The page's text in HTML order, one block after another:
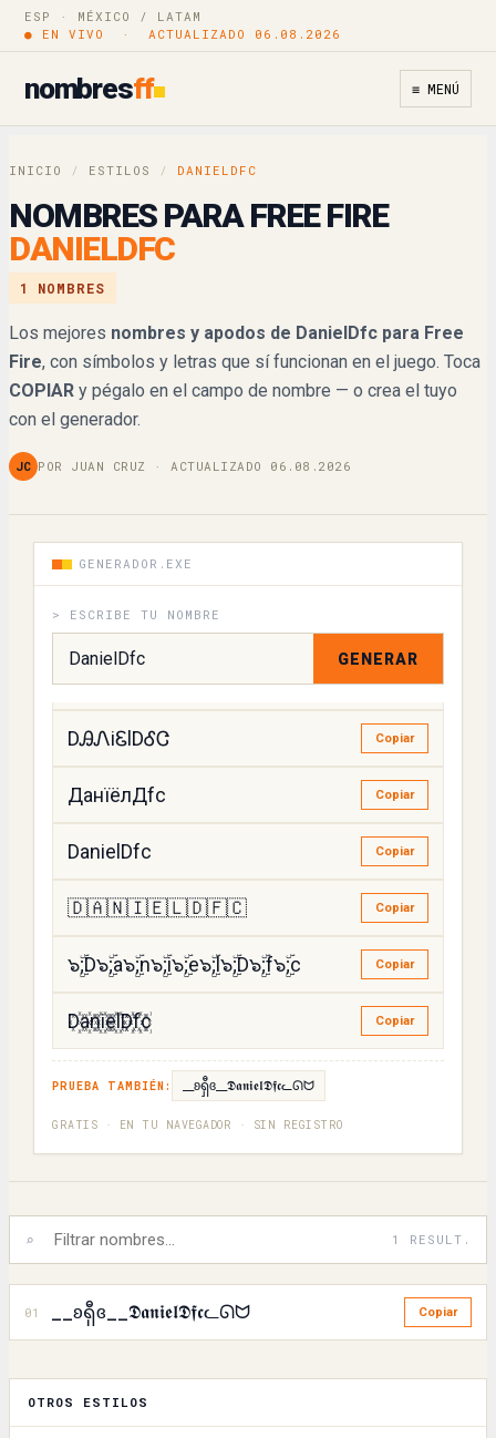
ESP · MÉXICO / LATAM
● EN VIVO · ACTUALIZADO 06.08.2026
nombresff ≡ MENÚ
INICIO / ESTILOS / DANIELDFC
NOMBRES PARA FREE FIRE
DANIELDFC
1 NOMBRES
Los mejores nombres y apodos de DanielDfc para Free
Fire, con símbolos y letras que sí funcionan en el juego. Toca
COPIAR y pégalo en el campo de nombre — o crea el tuyo
con el generador.
JC POR JUAN CRUZ · ACTUALIZADO 06.08.2026
GENERADOR.EXE
> ESCRIBE TU NOMBRE
GENERAR
𝒟𝒶𝓃𝒾𝑒𝓁𝒟𝒻𝒸
𝔻𝕒𝕟𝕚𝕖𝕝𝔻𝕗𝕔 Copiar
𝐃𝐚𝐧𝐢𝐞𝐥𝐃𝐟𝐜
𝘿𝙖𝙣𝙞𝙚𝙡𝘿𝙛𝙘 Copiar
𝘋𝘢𝘯𝘪𝘦𝘭𝘋𝘧𝘤 Copiar
ꁕanielꁕfc Copiar
꒯aniel꒯fc
DคՈɿ૯ՆDԲ८
𝙳𝚊𝚗𝚒𝚎𝚕𝙳𝚏𝚌 Copiar
DᎯᏁiᏋlDᎴᏣ Copiar
ДанїёлДfс Copiar
DanielDfc Copiar
🇩🇦🇳🇮🇪🇱🇩🇫🇨 Copiar
๖ۣۜ;D๖ۣۜ;a๖ۣۜ;n๖ۣۜ;i๖ۣۜ;e๖ۣۜ;l๖ۣۜ;D๖ۣۜ;f๖ۣۜ;c Copiar
D꙰a꙰n꙰i꙰e꙰l꙰D꙰f꙰c꙰ Copiar
PRUEBA TAMBIÉN: __ʚရှီɞ__𝕯𝖆𝖓𝖎𝖊𝖑𝕯𝖋𝖈ᓚᘏᗢ
GRATIS · EN TU NAVEGADOR · SIN REGISTRO
⌕ 1 RESULT.
01 __ʚရှီɞ__𝕯𝖆𝖓𝖎𝖊𝖑𝕯𝖋𝖈ᓚᘏᗢ Copiar
OTROS ESTILOS